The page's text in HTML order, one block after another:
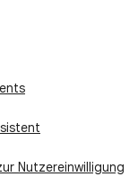
Nutzereinwilligung